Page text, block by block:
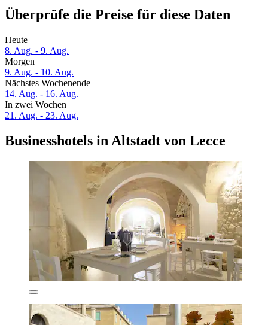
Überprüfe die Preise für diese Daten
Heute
8. Aug. - 9. Aug.
Morgen
9. Aug. - 10. Aug.
Nächstes Wochenende
14. Aug. - 16. Aug.
In zwei Wochen
21. Aug. - 23. Aug.
Businesshotels in Altstadt von Lecce